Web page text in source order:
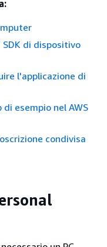
SDK di dispositivo
l'applicazione di
esempio nel AWS
condivisa